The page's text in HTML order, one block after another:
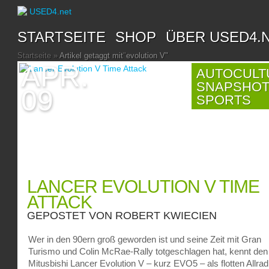
STARTSEITE SHOP ÜBER
Startseite » Artikel getaggt mit"evolution V"
SPORTS
APR.
09
LANCER EVOLUTION V TIME
ATTACK
GEPOSTET VON ROBERT KWIECIEN
Wer in den 90ern groß geworden ist und seine Zeit mit Gran
Turismo und Colin McRae-Rally totgeschlagen hat, kennt den
Mitusbishi Lancer Evolution V – kurz EVO5 – als flotten